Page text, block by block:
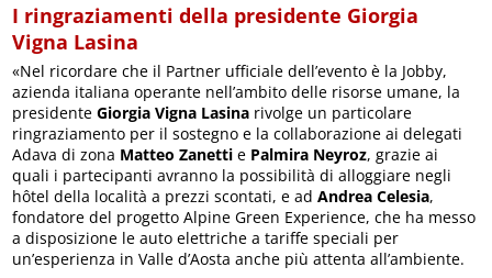
I ringraziamenti della presidente Giorgia
Vigna Lasina
«Nel ricordare che il Partner ufficiale dell’evento è la Jobby,
azienda italiana operante nell’ambito delle risorse umane, la
presidenteGiorgia Vigna Lasina rivolge un particolare
ringraziamento per il sostegno e la collaborazione ai delegati
Adava di zona Matteo Zanetti e Palmira Neyroz, grazie ai
quali i partecipanti avranno la possibilità di alloggiare negli
hôtel della località a prezzi scontati, e adAndrea Celesia,
fondatore del progetto Alpine Green Experience, che ha messo
a disposizione le auto elettriche a tariffe speciali per
un’esperienza in Valle d’Aosta anche più attenta all’ambiente.